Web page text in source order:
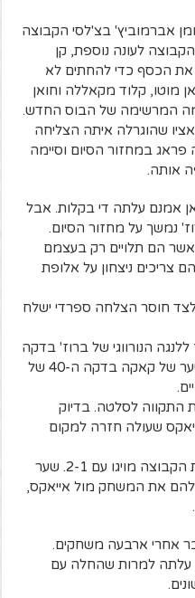
אברמוביץ' בצ'לסי הקבוצה
לעונה נוספת, קן
את הכסף כדי להחתים לא
מוטו, קלוד מקאללה וחואן
המרשימה של הבוס החדש.
שהוגרלה איתה הצליחה
במחזור הסיום וסיימה
אותה.
אמנם עלתה די בקלות. אבל
נמשך על מחזור הסיום.
הם תלויים רק בעצמם
צריכים ניצחון על אלופת
לצד חוסר הצלחה ספרדי ישלח
הנורווגי של ברוז' בדקה
ה-26. ברגע הזה הבלגים עולים, שער של קאקה בדקה ה-40 של
התקווה לסלטה. בדיוק
שעולה חזרה למקום
דקה 71 בסן סירו ונאצ'ו מקפיץ את הקבוצה מויגו עם 2-1. שער
בדקה ה-84 מנצח להם את המשחק מול אייאקס,
אחרי ארבעה משחקים.
עלתה למרות שהחלה עם